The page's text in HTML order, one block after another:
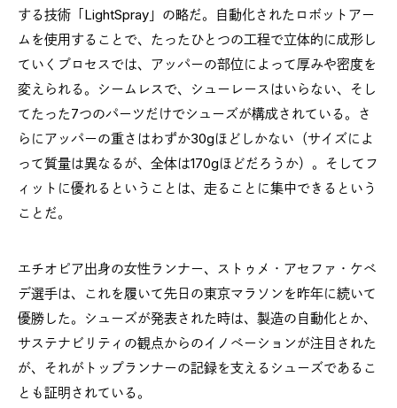
する技術「LightSpray」の略だ。自動化されたロボットアー
ムを使用することで、たったひとつの工程で立体的に成形し
ていくプロセスでは、アッパーの部位によって厚みや密度を
変えられる。シームレスで、シューレースはいらない、そし
てたった7つのパーツだけでシューズが構成されている。さ
らにアッパーの重さはわずか30gほどしかない（サイズによ
って質量は異なるが、全体は170gほどだろうか）。そしてフ
ィットに優れるということは、走ることに集中できるという
ことだ。
エチオピア出身の女性ランナー、ストゥメ・アセファ・ケベ
デ選手は、これを履いて先日の東京マラソンを昨年に続いて
優勝した。シューズが発表された時は、製造の自動化とか、
サステナビリティの観点からのイノベーションが注目された
が、それがトップランナーの記録を支えるシューズであるこ
とも証明されている。